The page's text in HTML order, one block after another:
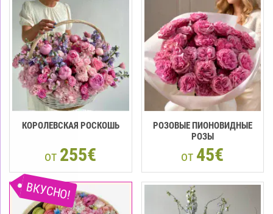
КОРОЛЕВСКАЯ РОСКОШЬ
от 255€
РОЗОВЫЕ ПИОНОВИДНЫЕ
РОЗЫ
от 45€
ВКУСНО!